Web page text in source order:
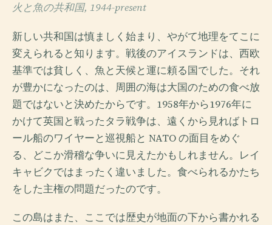
火と魚の共和国, 1944-present
新しい共和国は慎ましく始まり、やがて地理をてこに
変えられると知ります。戦後のアイスランドは、西欧
基準では貧しく、魚と天候と運に頼る国でした。それ
が豊かになったのは、周囲の海は大国のための食べ放
題ではないと決めたからです。1958年から1976年に
かけて英国と戦ったタラ戦争は、遠くから見ればトロ
ール船のワイヤーと巡視船と NATO の面目をめぐ
る、どこか滑稽な争いに見えたかもしれません。レイ
キャビクではまったく違いました。食べられるかたち
をした主権の問題だったのです。
この島はまた、ここでは歴史が地面の下から書かれる